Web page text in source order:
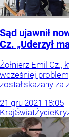
Sąd ujawnił
Cz. „Uderzył
Żołnierz Emil Cz.,
wcześniej
został skazany za
21 gru 2021 18:05
KrajŚwiatŻycie